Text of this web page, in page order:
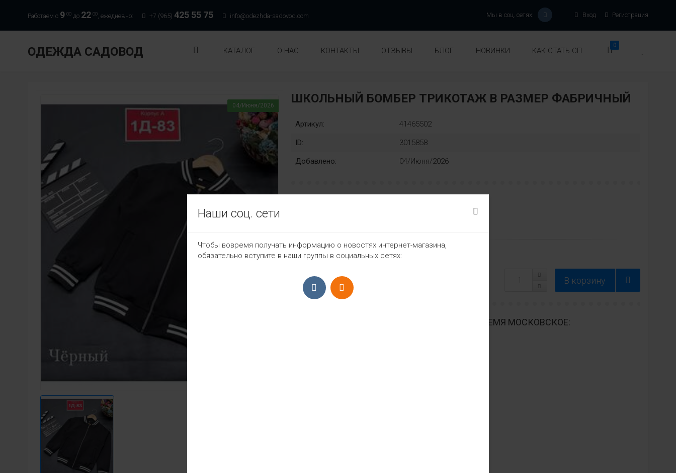
Работаем с 9 00 до 22 00, ежедневно: +7 (965) 425 55 75 info@odezhda-sadovod.com Вход Регистрация
Мы в соц. сетях:
ОДЕЖДА САДОВОД КАТАЛОГ О НАС КОНТАКТЫ ОТЗЫВЫ БЛОГ НОВИНКИ КАК СТАТЬ СП
0
04/Июня/2026 ШКОЛЬНЫЙ БОМБЕР ТРИКОТАЖ В РАЗМЕР ФАБРИЧНЫЙ
Артикул: 41465502
ID: 3015858
Добавлено: 04/Июня/2026
Модель
1197₽
ПРИЁМ ЗАКАЗОВ С 9:00-22:00, ЕЖЕДНЕВНО ВРЕМЯ МОСКОВСКОЕ:
Наши соц. сети
Чтобы вовремя получать информацию о новостях интернет-магазина,
обязательно вступите в наши группы в социальных сетях: